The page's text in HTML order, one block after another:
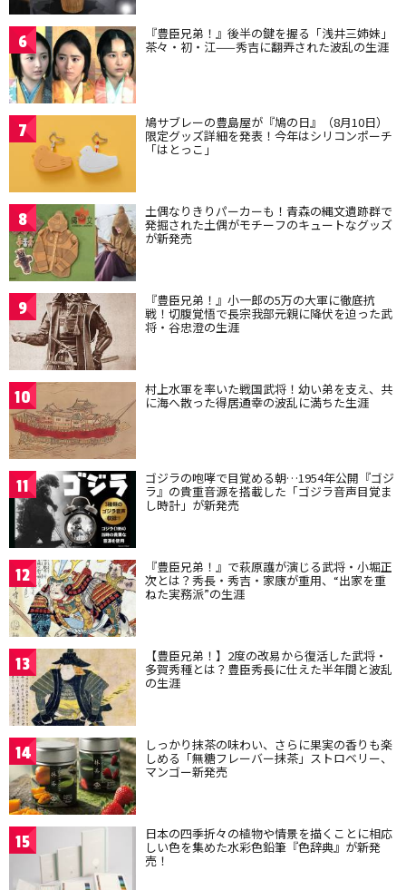
6 『豊臣兄弟！』後半の鍵を握る「浅井三姉妹」
茶々・初・江——秀吉に翻弄された波乱の生涯
7 鳩サブレーの豊島屋が『鳩の日』（8月10日）
限定グッズ詳細を発表！今年はシリコンポーチ
「はとっこ」
8 土偶なりきりパーカーも！青森の縄文遺跡群で
発掘された土偶がモチーフのキュートなグッズ
が新発売
9 『豊臣兄弟！』小一郎の5万の大軍に徹底抗
戦！切腹覚悟で長宗我部元親に降伏を迫った武
将・谷忠澄の生涯
10 村上水軍を率いた戦国武将！幼い弟を支え、共
に海へ散った得居通幸の波乱に満ちた生涯
11 ゴジラの咆哮で目覚める朝…1954年公開『ゴジ
ラ』の貴重音源を搭載した「ゴジラ音声目覚ま
し時計」が新発売
12 『豊臣兄弟！』で萩原護が演じる武将・小堀正
次とは？秀長・秀吉・家康が重用、“出家を重
ねた実務派”の生涯
13 【豊臣兄弟！】2度の改易から復活した武将・
多賀秀種とは？豊臣秀長に仕えた半年間と波乱
の生涯
14 しっかり抹茶の味わい、さらに果実の香りも楽
しめる「無糖フレーバー抹茶」ストロベリー、
マンゴー新発売
15 日本の四季折々の植物や情景を描くことに相応
しい色を集めた水彩色鉛筆『色辞典』が新発
売！